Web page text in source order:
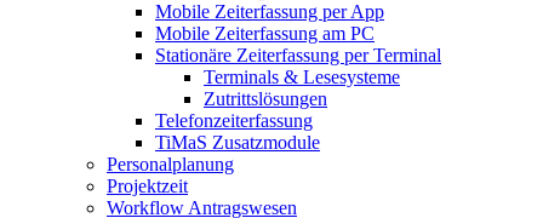
Mobile Zeiterfassung per App
Mobile Zeiterfassung am PC
Stationäre Zeiterfassung per Terminal
Terminals & Lesesysteme
Zutrittslösungen
Telefonzeiterfassung
TiMaS Zusatzmodule
Personalplanung
Projektzeit
Workflow Antragswesen